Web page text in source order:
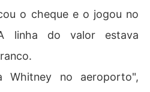
o cheque e o jogou no
linha do valor estava
Whitney no aeroporto",